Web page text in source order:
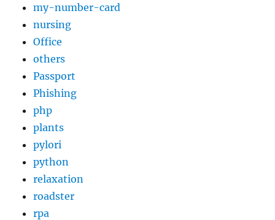
my-number-card
nursing
Office
others
Passport
Phishing
php
plants
pylori
python
relaxation
roadster
rpa